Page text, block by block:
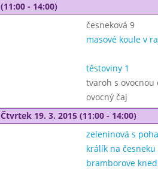
(11:00 - 14:00)
česneková 9
masové koule v
těstoviny 1
tvaroh s ovocnou
ovocný čaj
Čtvrtek 19. 3. 2015 (11:00 - 14:00)
zeleninová s
králík na česneku
bramborove